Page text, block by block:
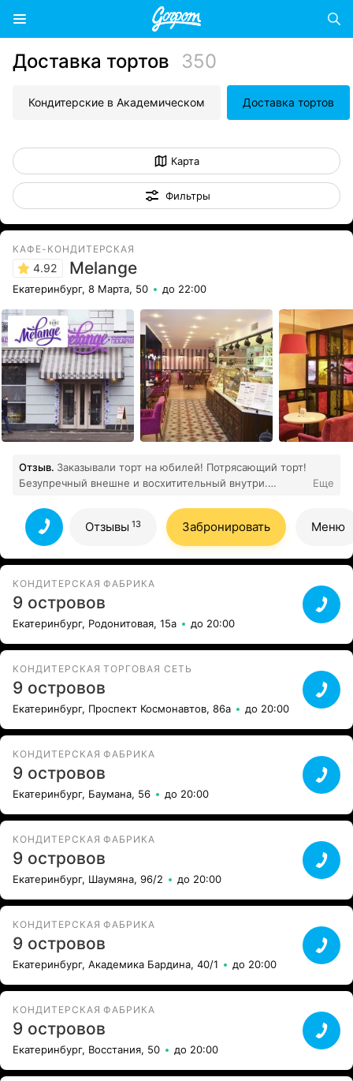
Доставка тортов 350
Кондитерские в Академическом Доставка тортов
Карта
Фильтры
КАФЕ-КОНДИТЕРСКАЯ
4.92 Melange
Екатеринбург, 8 Марта, 50 до 22:00
Отзыв. Заказывали торт на юбилей! Потрясающий торт!
Безупречный внешне и восхитительный внутри.
звездой праздника, все гости в восторге.
Все отзывы
Еще
Отзывы 13 Забронировать Меню
КОНДИТЕРСКАЯ ФАБРИКА
9 островов
Екатеринбург, Родонитовая, 15а до 20:00
КОНДИТЕРСКАЯ ТОРГОВАЯ СЕТЬ
9 островов
Екатеринбург, Проспект Космонавтов, 86а до 20:00
КОНДИТЕРСКАЯ ФАБРИКА
9 островов
Екатеринбург, Баумана, 56 до 20:00
КОНДИТЕРСКАЯ ФАБРИКА
9 островов
Екатеринбург, Шаумяна, 96/2 до 20:00
КОНДИТЕРСКАЯ ФАБРИКА
9 островов
Екатеринбург, Академика Бардина, 40/1 до 20:00
КОНДИТЕРСКАЯ ФАБРИКА
9 островов
Екатеринбург, Восстания, 50 до 20:00